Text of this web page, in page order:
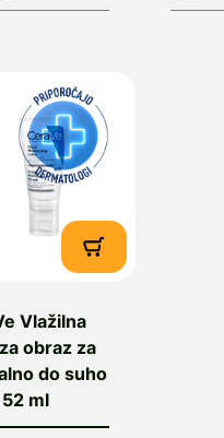
Vlažilna
obraz za
do suho
ml